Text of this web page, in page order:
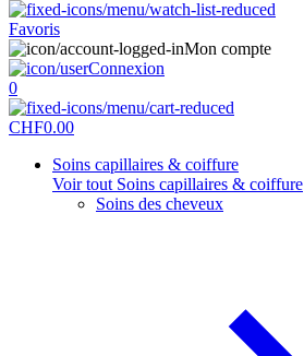
Favoris
Mon compte
Connexion
0
CHF0.00
Soins capillaires & coiffure
Voir tout Soins capillaires & coiffure
Soins des cheveux